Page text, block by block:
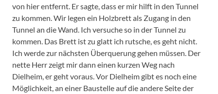
von hier entfernt. Er sagte, dass er mir hilft in den Tunnel
zu kommen. Wir legen ein Holzbrett als Zugang in den
Tunnel an die Wand. Ich versuche so in der Tunnel zu
kommen. Das Brett ist zu glatt ich rutsche, es geht nicht.
Ich werde zur nächsten Überquerung gehen müssen. Der
nette Herr zeigt mir dann einen kurzen Weg nach
Dielheim, er geht voraus. Vor Dielheim gibt es noch eine
Möglichkeit, an einer Baustelle auf die andere Seite der